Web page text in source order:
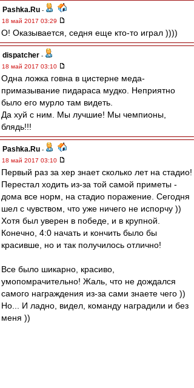
Pashka.Ru -
18 май 2017 03:29
О! Оказывается, седня еще кто-то играл ))))
dispatcher -
18 май 2017 03:10
Одна ложка говна в цистерне меда-
примазывание пидараса мудко. Неприятно
было его мурло там видеть.
Да хуй с ним. Мы лучшие! Мы чемпионы,
блядь!!!
Pashka.Ru -
18 май 2017 03:10
Первый раз за хер знает сколько лет на стадио!
Перестал ходить из-за той самой приметы -
дома все норм, на стадио поражение. Сегодня
шел с чувством, что уже ничего не испорчу ))
Хотя был уверен в победе, и в крупной.
Конечно, 4:0 начать и кончить было бы
красивше, но и так получилось отлично!
Все было шикарно, красиво,
умопомрачительно! Жаль, что не дождался
самого награждения из-за сами знаете чего ))
Но... И ладно, видел, команду наградили и без
меня ))